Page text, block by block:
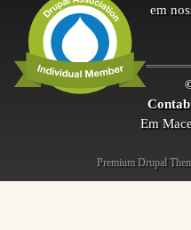
em
Em
Premium Drupal